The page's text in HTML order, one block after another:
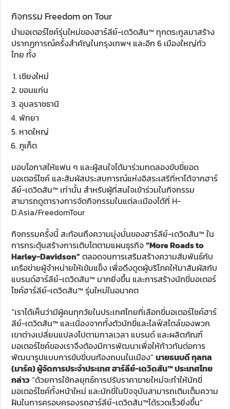
กิจกรรม Freedom on Tour
นำมอเตอร์ไซค์รุ่นใหม่ของฮาร์ลีย์-เดวิดสัน™ ทุกตระกูลมาสร้าง
ปรากฏการณ์ครั้งสำคัญในกรุงเทพฯ และอีก 6 เมืองใหญ่ทั่ว
ไทย ทั้ง
เชียงใหม่
ขอนแก่น
อุบลราชธานี
พัทยา
หาดใหญ่
ภูเก็ต
มอบโอกาสให้แฟน ๆ และผู้สนใจได้มาร่วมทดลองขับขี่ยอด
มอเตอร์ไซค์ และสัมผัสประสบการณ์แห่งอิสระเสรีที่หาได้จากฮาร์
ลีย์-เดวิดสัน™ เท่านั้น สำหรับผู้ที่สนใจเข้าร่วมในกิจกรรม
สามารถดูตารางการจัดกิจกรรมในแต่ละเมืองได้ที่ H-
D.Asia/FreedomTour
กิจกรรมครั้งนี้ สะท้อนถึงความมุ่งมั่นของฮาร์ลีย์-เดวิดสัน™ ใน
การกระตุ้นสร้างการเติบโตตามแผนธุรกิจ“More Roads to
Harley-Davidson”ตลอดจนการเสริมสร้างความสัมพันธ์กับ
เครือข่ายผู้จำหน่ายให้เข้มแข็ง เพื่อดึงดูดผู้บริโภคให้มาสัมผัสกับ
แบรนด์ฮาร์ลีย์-เดวิดสัน™ มากยิ่งขึ้น และการสร้างนักขี่มอเตอร์
ไซค์ฮาร์ลีย์-เดวิดสัน™ รุ่นใหม่ในอนาคต
“เราได้เห็นว่ามีผู้คนทุกวัยในประเทศไทยที่เลือกขี่มอเตอร์ไซค์ฮาร์
ลีย์-เดวิดสัน™ และเนื่องจากทั้งตัวนักขี่และไลฟ์สไตล์ของพวก
เขาต่างเปลี่ยนแปลงไปตามกาลเวลา แบรนด์ และผลิตภัณฑ์
มอเตอร์ไซค์ของเราจึงต้องมีการพัฒนาเพื่อให้ก้าวทันต่อการ
พัฒนารูปแบบการขับขี่บนท้องถนนในเมือง”นายธนบดี กุลทล
(มาร์ค) ผู้จัดการประจำประเทศ ฮาร์ลีย์-เดวิดสัน™ ประเทศไทย
กล่าว“ด้วยการใช้กลยุทธ์การปรับราคาขายใหม่จะทำให้นักขี่
มอเตอร์ไซค์ทั้งหน้าใหม่ และนักขี่ในปัจจุบันสามารถเติมเต็มความ
ฝันในการครอบครองรถฮาร์ลีย์-เดวิดสัน™ได้รวดเร็วยิ่งขึ้น”